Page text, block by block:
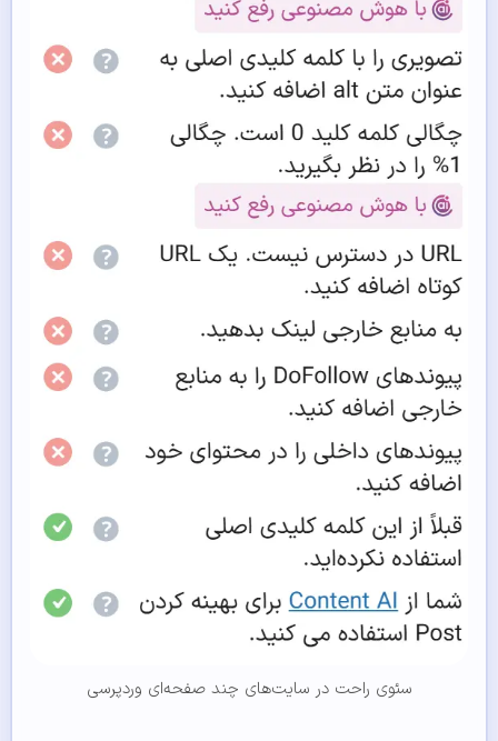
سئوی راحت در سایت‌های چند صفحه‌ای وردپرسی